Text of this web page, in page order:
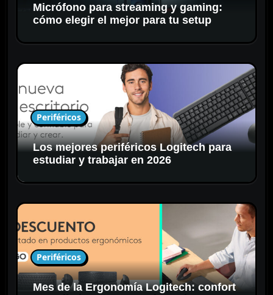
Micrófono para streaming y gaming:
cómo elegir el mejor para tu setup
Periféricos
Los mejores periféricos Logitech para
estudiar y trabajar en 2026
Periféricos
Mes de la Ergonomía Logitech: confort